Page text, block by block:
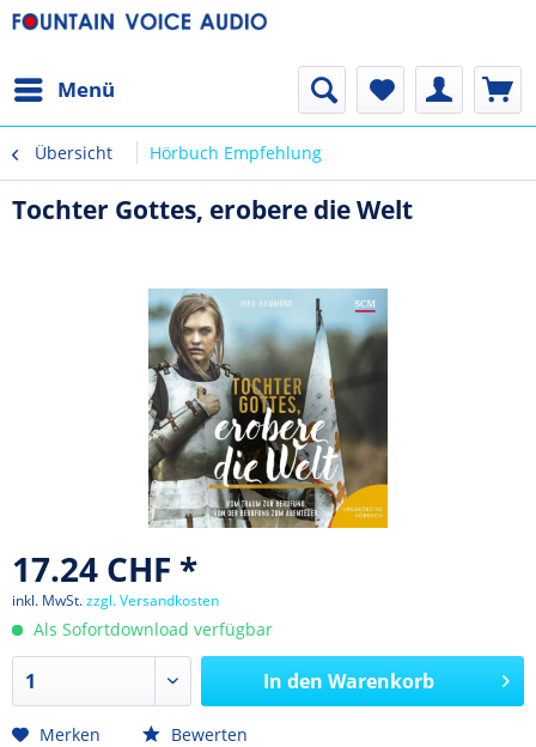
Menü
Übersicht Hörbuch Empfehlung
Tochter Gottes, erobere die Welt
17.24 CHF *
inkl. MwSt.zzgl. Versandkosten
Als Sofortdownload verfügbar
In den Warenkorb
Merken Bewerten